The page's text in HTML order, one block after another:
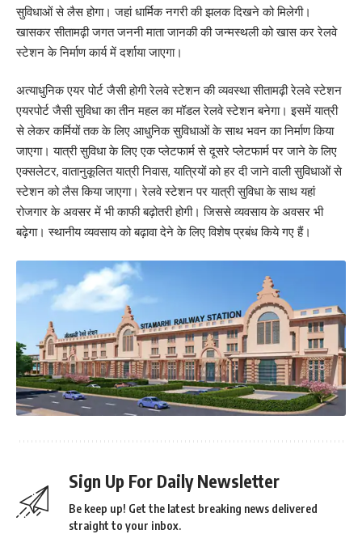
सुविधाओं से लैस होगा। जहां धार्मिक नगरी की झलक दिखने को मिलेगी।
खासकर सीतामढ़ी जगत जननी माता जानकी की जन्मस्थली को खास कर रेलवे
स्टेशन के निर्माण कार्य में दर्शाया जाएगा।
अत्याधुनिक एयर पोर्ट जैसी होगी रेलवे स्टेशन की व्यवस्था सीतामढ़ी रेलवे स्टेशन
एयरपोर्ट जैसी सुविधा का तीन महल का मॉडल रेलवे स्टेशन बनेगा। इसमें यात्री
से लेकर कर्मियों तक के लिए आधुनिक सुविधाओं के साथ भवन का निर्माण किया
जाएगा। यात्री सुविधा के लिए एक प्लेटफार्म से दूसरे प्लेटफार्म पर जाने के लिए
एक्सलेटर, वातानुकूलित यात्री निवास, यात्रियों को हर दी जाने वाली सुविधाओं से
स्टेशन को लैस किया जाएगा। रेलवे स्टेशन पर यात्री सुविधा के साथ यहां
रोजगार के अवसर में भी काफी बढ़ोतरी होगी। जिससे व्यवसाय के अवसर भी
बढ़ेगा। स्थानीय व्यवसाय को बढ़ावा देने के लिए विशेष प्रबंध किये गए हैं।
Sign Up For Daily Newsletter
Be keep up! Get the latest breaking news delivered
straight to your inbox.